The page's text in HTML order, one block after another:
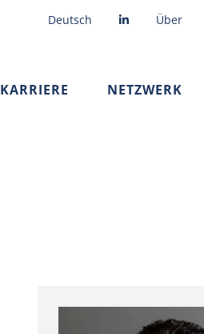
Deutsch Über
KARRIERE NETZWERK